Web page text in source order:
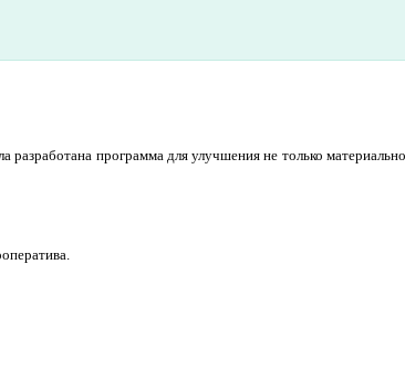
программа для улучшения не только